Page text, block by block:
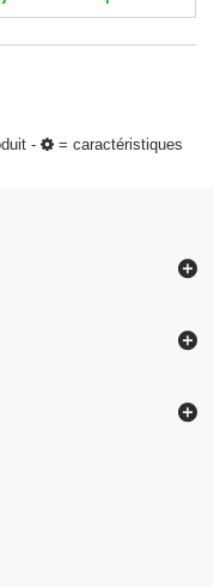
-
= caractéristiques